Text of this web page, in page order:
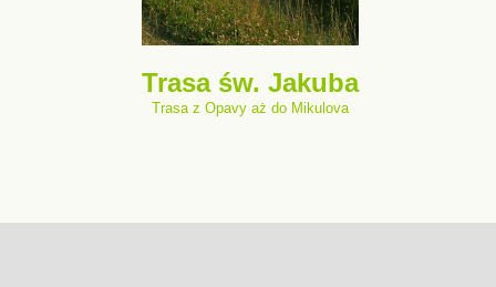
Trasa św. Jakuba
Trasa z Opavy aż do Mikulova